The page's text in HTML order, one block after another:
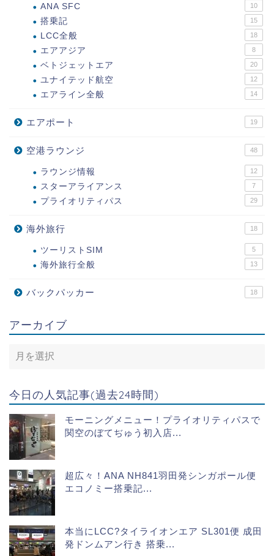
ANA SFC 10
搭乗記 15
LCC全般 18
エアアジア 8
ベトジェットエア 20
ユナイテッド航空 12
エアライン全般 14
エアポート 19
空港ラウンジ 48
ラウンジ情報 12
スターアライアンス 7
プライオリティパス 29
海外旅行 18
ツーリストSIM 5
海外旅行全般 13
バックパッカー 18
アーカイブ
今日の人気記事(過去24時間)
モーニングメニュー！プライオリティパスで
関空のぼてぢゅう初入店...
超広々！ANA NH841羽田発シンガポール便
エコノミー搭乗記...
本当にLCC?タイライオンエア SL301便 成田
発ドンムアン行き 搭乗...